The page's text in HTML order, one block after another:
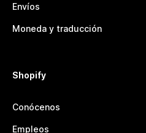
Envíos
Moneda y traducción
Shopify
Conócenos
Empleos